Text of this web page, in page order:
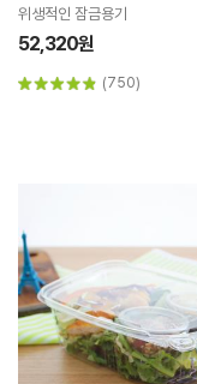
위생적인 잠금용기
52,320원
(750)